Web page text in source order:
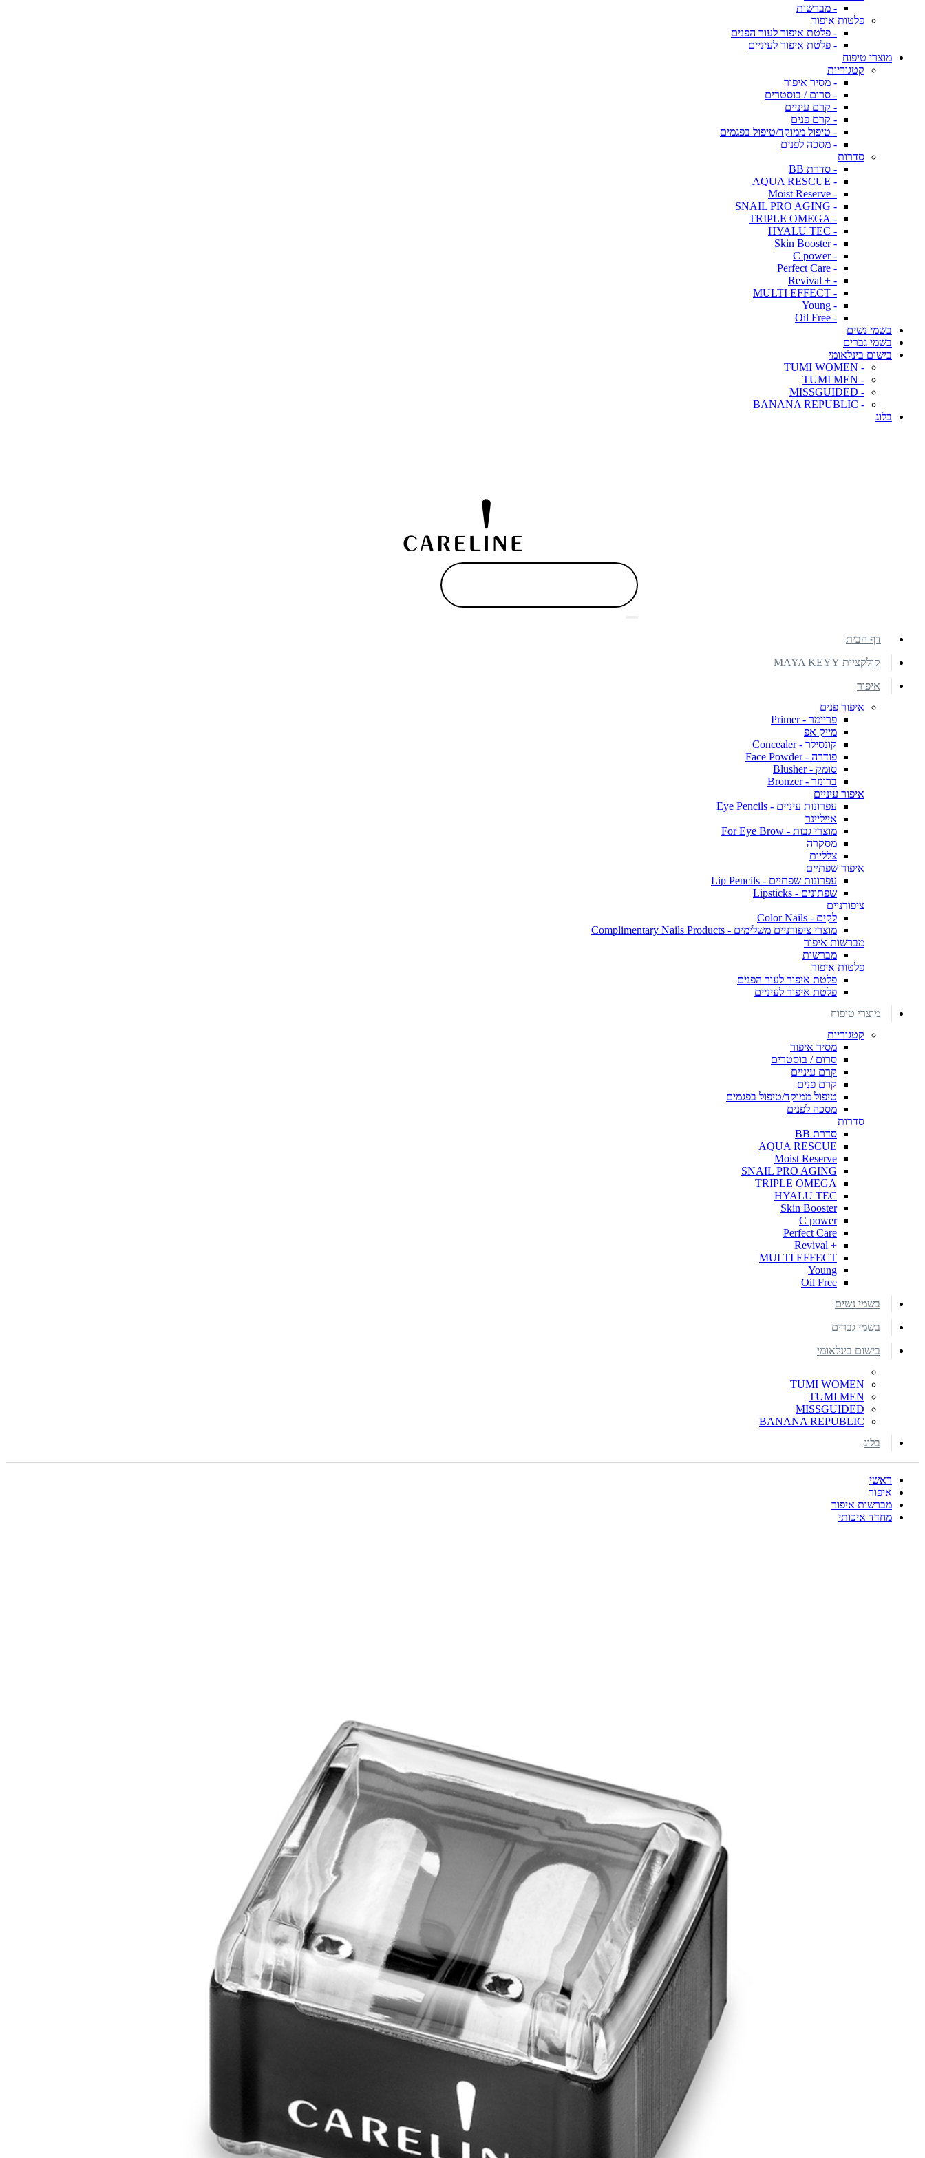
- מברשות
פלטות איפור
- פלטת איפור לעור הפנים
- פלטת איפור לעיניים
מוצרי טיפוח
קטגוריות
- מסיר איפור
- סרום / בוסטרים
- קרם עיניים
- קרם פנים
- טיפול ממוקד/טיפול בפגמים
- מסכה לפנים
סדרות
- סדרת BB
- AQUA RESCUE
- Moist Reserve
- SNAIL PRO AGING
- TRIPLE OMEGA
- HYALU TEC
- Skin Booster
- C power
- Perfect Care
- + Revival
- MULTI EFFECT
- Young
- Oil Free
בשמי נשים
בשמי גברים
בישום בינלאומי
- TUMI WOMEN
- TUMI MEN
- MISSGUIDED
- BANANA REPUBLIC
בלוג
דף הבית
קולקציית MAYA KEYY
איפור
איפור פנים
פריימר - Primer
מייק אפ
קונסילר - Concealer
פודרה - Face Powder
סומק - Blusher
ברונזר - Bronzer
איפור עיניים
עפרונות עיניים - Eye Pencils
אייליינר
מוצרי גבות - For Eye Brow
מסקרה
צלליות
איפור שפתיים
עפרונות שפתיים - Lip Pencils
שפתונים - Lipsticks
ציפורניים
לקים - Color Nails
מוצרי ציפורניים משלימים - Complimentary Nails Products
מברשות איפור
מברשות
פלטות איפור
פלטת איפור לעור הפנים
פלטת איפור לעיניים
מוצרי טיפוח
קטגוריות
מסיר איפור
סרום / בוסטרים
קרם עיניים
קרם פנים
טיפול ממוקד/טיפול בפגמים
מסכה לפנים
סדרות
סדרת BB
AQUA RESCUE
Moist Reserve
SNAIL PRO AGING
TRIPLE OMEGA
HYALU TEC
Skin Booster
C power
Perfect Care
+ Revival
MULTI EFFECT
Young
Oil Free
בשמי נשים
בשמי גברים
בישום בינלאומי
TUMI WOMEN
TUMI MEN
MISSGUIDED
BANANA REPUBLIC
בלוג
ראשי
איפור
מברשות איפור
מחדד איכותי